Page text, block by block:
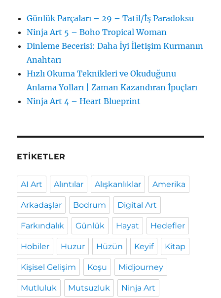
Günlük Parçaları – 29 – Tatil/İş Paradoksu
Ninja Art 5 – Boho Tropical Woman
Dinleme Becerisi: Daha İyi İletişim Kurmanın
Anahtarı
Hızlı Okuma Teknikleri ve Okuduğunu
Anlama Yolları | Zaman Kazandıran İpuçları
Ninja Art 4 – Heart Blueprint
ETIKETLER
AI Art Alıntılar Alışkanlıklar Amerika
Arkadaşlar Bodrum Digital Art
Farkındalık Günlük Hayat Hedefler
Hobiler Huzur Hüzün Keyif Kitap
Kişisel Gelişim Koşu Midjourney
Mutluluk Mutsuzluk Ninja Art